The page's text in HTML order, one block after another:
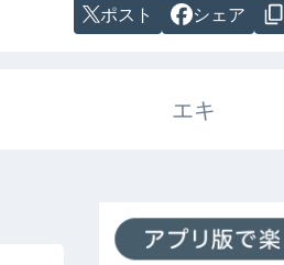
ポスト シェア
エキ